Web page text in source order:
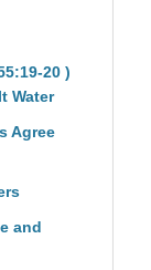
20 )
Water
Agree
and